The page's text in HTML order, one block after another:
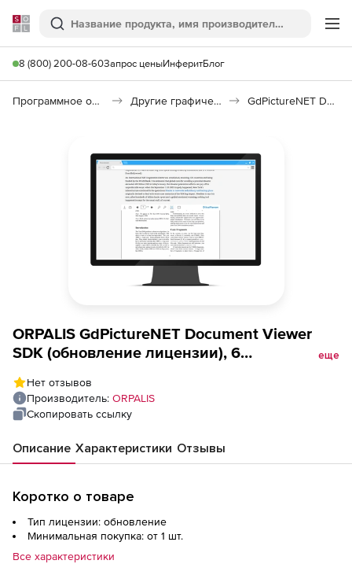
Softline
Поиск
8 (800) 200-08-60Запрос ценыИнферитБлог
Программное обеспечение для графики и дизайна Другие графические утилиты GdPictureNET Document Viewer SDK
ORPALIS GdPictureNET Document Viewer
SDK (обновление лицензии), 6
еще
Нет отзывов
Производитель: ORPALIS
Скопировать ссылку
Описание Характеристики Отзывы
Коротко о товаре
Тип лицензии: обновление
Минимальная покупка: от 1 шт.
Все характеристики